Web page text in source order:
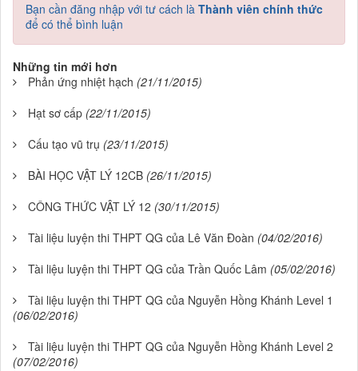
Bạn cần đăng nhập với tư cách là Thành viên chính thức
để có thể bình luận
Những tin mới hơn
Phản ứng nhiệt hạch (21/11/2015)
Hạt sơ cấp (22/11/2015)
Cấu tạo vũ trụ (23/11/2015)
BÀI HỌC VẬT LÝ 12CB (26/11/2015)
CÔNG THỨC VẬT LÝ 12 (30/11/2015)
Tài liệu luyện thi THPT QG của Lê Văn Đoàn (04/02/2016)
Tài liệu luyện thi THPT QG của Trần Quốc Lâm (05/02/2016)
Tài liệu luyện thi THPT QG của Nguyễn Hồng Khánh Level 1
(06/02/2016)
Tài liệu luyện thi THPT QG của Nguyễn Hồng Khánh Level 2
(07/02/2016)